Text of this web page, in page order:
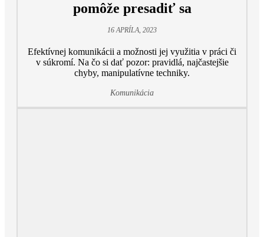
pomôže presadiť sa
16 APRÍLA, 2023
Efektívnej komunikácii a možnosti jej využitia v práci či
v súkromí. Na čo si dať pozor: pravidlá, najčastejšie
chyby, manipulatívne techniky.
Komunikácia